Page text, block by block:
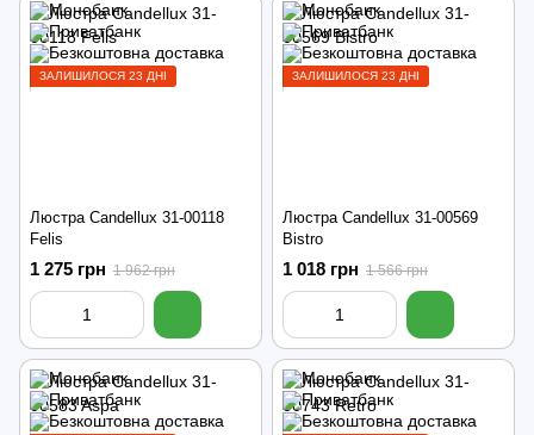
ЗАЛИШИЛОСЯ 23 ДНІ
Люстра Candellux 31-00118
Felis
1 275 грн 1 962 грн
ЗАЛИШИЛОСЯ 23 ДНІ
Люстра Candellux 31-00569
Bistro
1 018 грн 1 566 грн